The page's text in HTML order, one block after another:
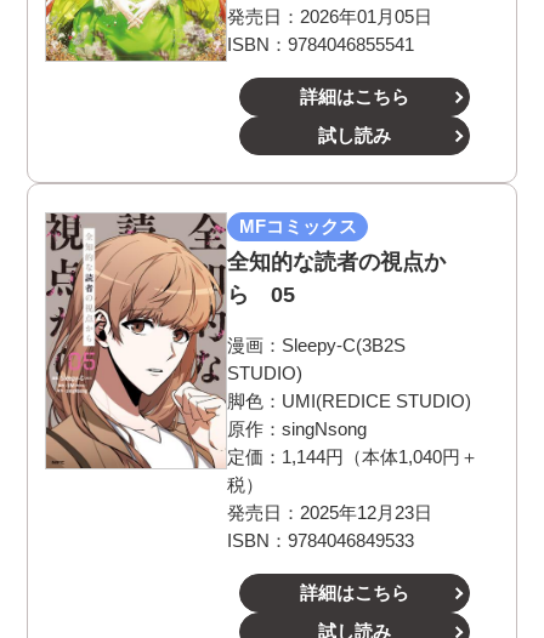
発売日：2026年01月05日
ISBN：9784046855541
詳細はこちら
試し読み
MFコミックス
全知的な読者の視点か
ら 05
漫画： Sleepy-C(3B2S
STUDIO)
脚色： UMI(REDICE STUDIO)
原作： singNsong
定価：1,144円（本体1,040円＋
税）
発売日：2025年12月23日
ISBN：9784046849533
詳細はこちら
試し読み